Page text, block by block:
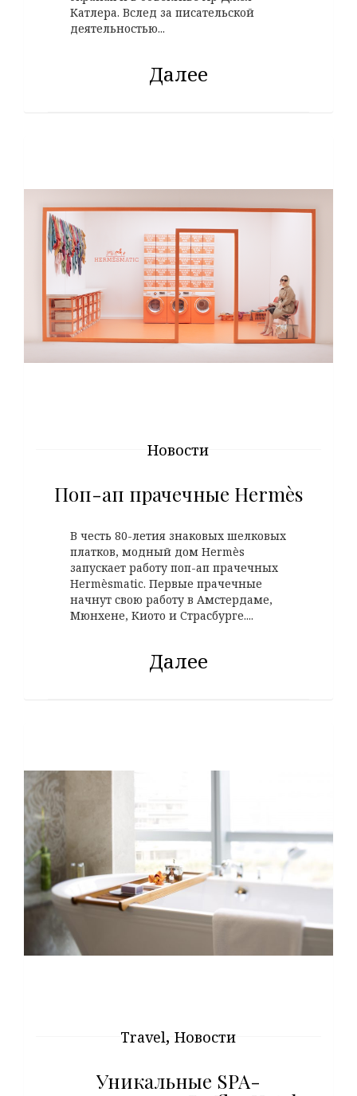
Катлера. Вслед за писательской
деятельностью...
Далее
Новости
Поп-ап прачечные Hermès
В честь 80-летия знаковых шелковых
платков, модный дом Hermès
запускает работу поп-ап прачечных
Hermèsmatic. Первые прачечные
начнут свою работу в Амстердаме,
Мюнхене, Киото и Страсбурге....
Далее
Travel, Новости
Уникальные SPA-